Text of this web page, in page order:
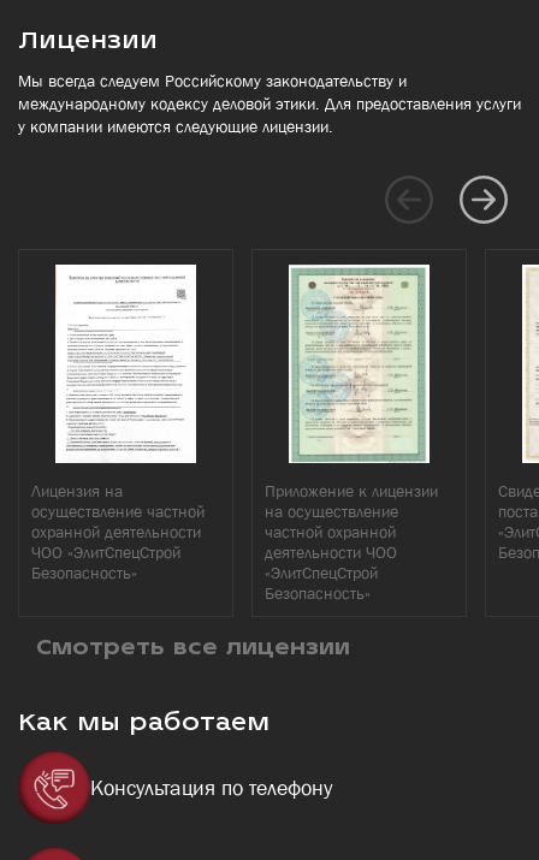
Лицензии
Мы всегда следуем Российскому законодательству и
международному кодексу деловой этики. Для предоставления услуги
у компании имеются следующие лицензии.
Лицензия на
осуществление частной
охранной деятельности
ЧОО «ЭлитСпецСтрой
Безопасность»
Приложение к лицензии
на осуществление
частной охранной
деятельности ЧОО
«ЭлитСпецСтрой
Безопасность»
Смотреть все лицензии
Как мы работаем
Консультация по телефону